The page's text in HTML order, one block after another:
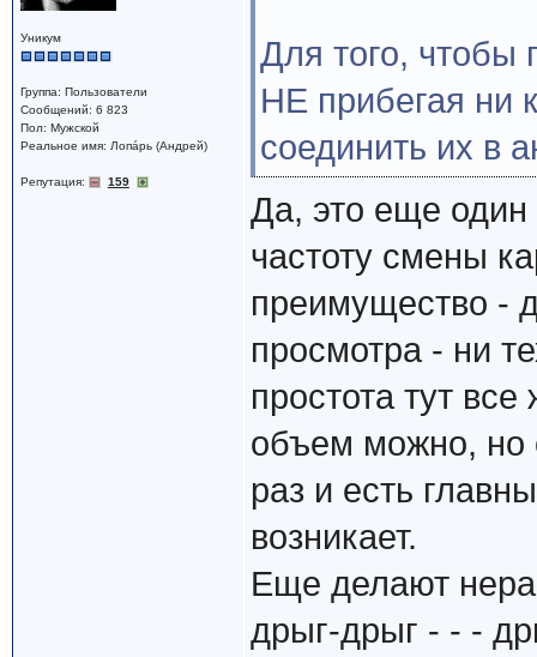
Уникум
Группа: Пользователи
Сообщений: 6 823
Пол: Мужской
Реальное имя: Лопáрь (Андрей)
Репутация: 159
Для того, чтобы
НЕ прибегая ни
соединить их в
Да, это еще один
частоту смены
преимущество -
просмотра - ни
простота тут
объем можно, но
раз и есть
возникает.
Еще делают
дрыг-дрыг - - -